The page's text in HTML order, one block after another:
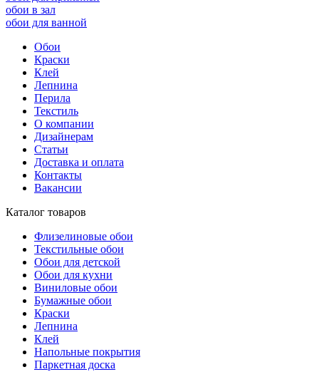
обои в зал
обои для ванной
Обои
Краски
Клей
Лепнина
Перила
Текстиль
О компании
Дизайнерам
Статьи
Доставка и оплата
Контакты
Вакансии
Каталог товаров
Флизелиновые обои
Текстильные обои
Обои для детской
Обои для кухни
Виниловые обои
Бумажные обои
Краски
Лепнина
Клей
Напольные покрытия
Паркетная доска